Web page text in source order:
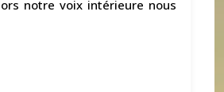
notre voix intérieure nous